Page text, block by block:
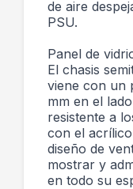
de aire
PSU.
Panel de
El chasis
viene con un
mm en el
resistente a
con el
diseño de
mostrar y
en todo su